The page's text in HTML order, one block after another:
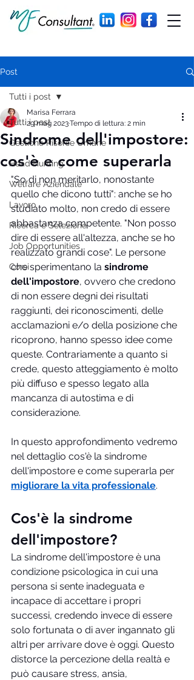
Post
Tutti i post
Gestione Risorse Umane
Head Hunting
Welfare Aziendale
Lavoro
Ricerca e Selezione
Job Opportunities
Corsi
Tutti i post
Sindrome dell'impostore:
cos'è e come superarla
Marisa Ferrara
29 mag 2023Tempo di lettura: 2 min
"So di non meritarlo, nonostante
quello che dicono tutti": anche se ho
studiato molto, non credo di essere
abbastanza competente. "Non posso
dire di essere all'altezza, anche se ho
realizzato grandi cose". Le persone
che sperimentano la sindrome
dell'impostore, ovvero che credono
di non essere degni dei risultati
raggiunti, dei riconoscimenti, delle
acclamazioni e/o della posizione che
ricoprono, hanno spesso idee come
queste. Contrariamente a quanto si
crede, questo atteggiamento è molto
più diffuso e spesso legato alla
mancanza di autostima e di
considerazione.
In questo approfondimento vedremo
nel dettaglio cos'è la sindrome
dell'impostore e come superarla per
migliorare la vita professionale.
Cos'è la sindrome
dell'impostore?
La sindrome dell'impostore è una
condizione psicologica in cui una
persona si sente inadeguata e
incapace di accettare i propri
successi, credendo invece di essere
solo fortunata o di aver ingannato gli
altri per arrivare dove è oggi. Questo
distorce la percezione della realtà e
può causare stress, ansia,